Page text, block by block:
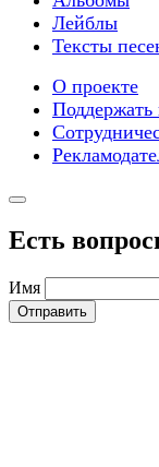
Лейблы
Тексты
О проекте
Поддержать
Есть
Имя